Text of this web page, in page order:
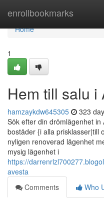
enrollbookmarks
Home
Home
1
Hem till salu i
hamzaykdw645305 323
Sök efter din drömlägenhet
bostäder {i alla prisklasser|till
nyligen renoverad lägenhet
mysig lägenhet i
https://
avesta
Comments
Who